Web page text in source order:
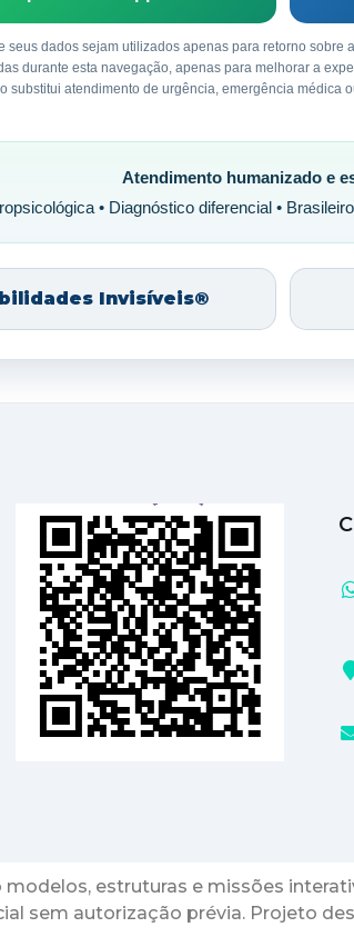
seus dados sejam utilizados apenas para retorno
durante esta navegação, apenas para melhorar a
substitui atendimento de urgência, emergência médica
Atendimento humanizado e
• Diagnóstico diferencial •
Invisíveis®
estruturas e missões
sem autorização prévia. Projeto